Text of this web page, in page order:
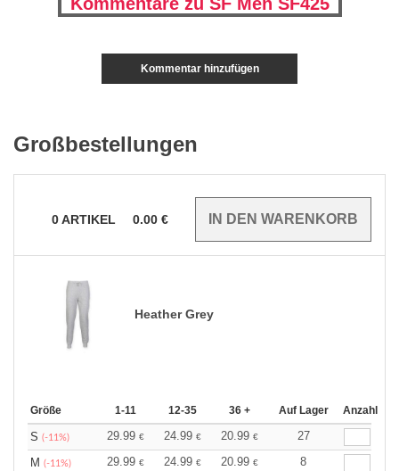
Kommentar hinzufügen
Großbestellungen
0ARTIKEL 0.00 €
Heather Grey
Größe 1-11 12-35 36 + Auf Lager Anzahl
S (-11%) 29.99 € 24.99 € 20.99 €
27
M (-11%) 29.99 € 24.99 € 20.99 €
8